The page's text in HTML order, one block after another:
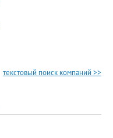
текстовый поиск компаний >>